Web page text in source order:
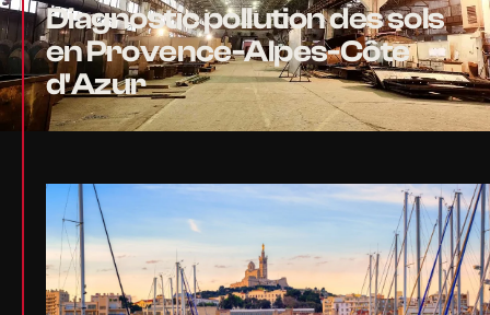
Diagnostic pollution des sols
en Provence-Alpes-Côte
d'Azur